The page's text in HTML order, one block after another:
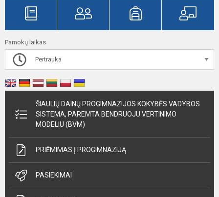
Pamokų laikas
Pertrauka
ŠIAULIŲ DAINŲ PROGIMNAZIJOS KOKYBĖS VADYBOS
SISTEMA, PAREMTA BENDRUOJU VERTINIMO
MODELIU (BVM)
PRIĖMIMAS Į PROGIMNAZIJĄ
PASIEKIMAI